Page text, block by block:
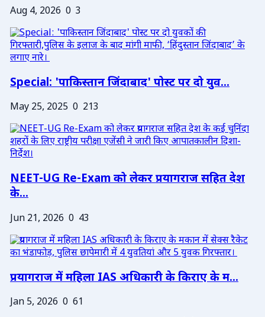
Aug 4, 2026 0 3
Special: 'पाकिस्तान जिंदाबाद' पोस्ट पर दो युव...
May 25, 2025 0 213
NEET-UG Re-Exam को लेकर प्रयागराज सहित देश
के...
Jun 21, 2026 0 43
प्रयागराज में महिला IAS अधिकारी के किराए के म...
Jan 5, 2026 0 61